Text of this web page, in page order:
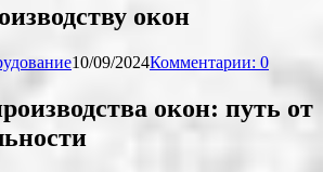
окон
10/09/2024Комментарии: 0
окон: путь от